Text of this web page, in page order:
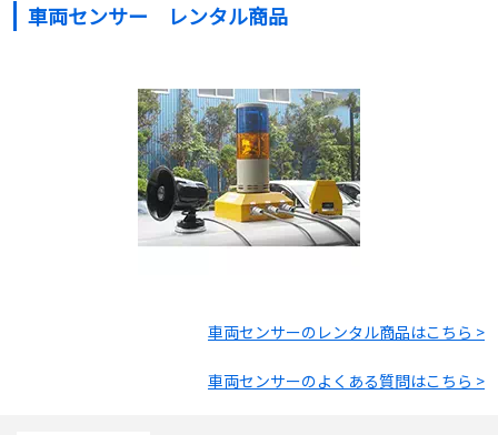
車両センサー レンタル商品
車両センサーのレンタル商品はこちら >
車両センサーのよくある質問はこちら >